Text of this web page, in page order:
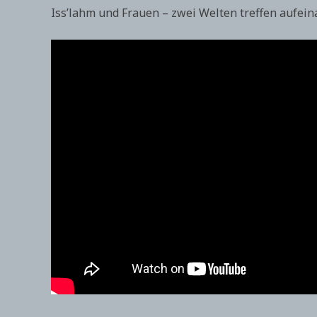
Iss’lahm und Frauen – zwei Welten treffen